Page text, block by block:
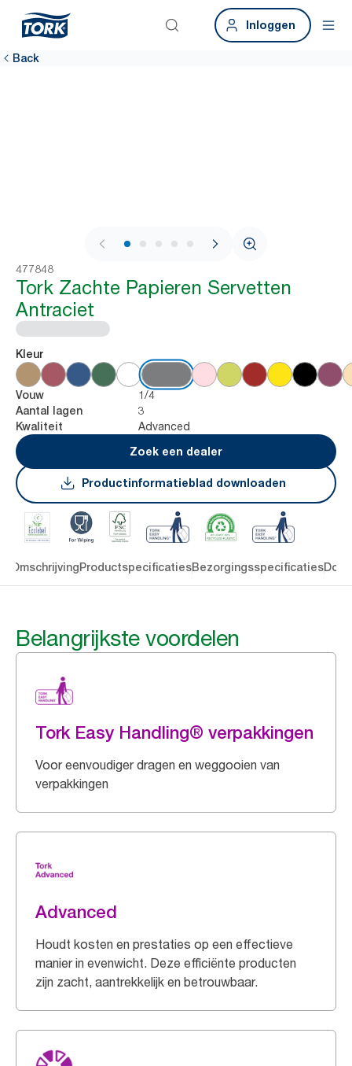
Inloggen
Back
1 / 7
477848
Tork Zachte Papieren Servetten
Antraciet
Kleur
Vouw 1/4
Aantal lagen 3
Kwaliteit
Advanced
Zoek een dealer
Productinformatieblad downloaden
OmschrijvingProductspecificatiesBezorgingsspecificaties
Belangrijkste voordelen
Tork Easy Handling® verpakkingen
Voor eenvoudiger dragen en weggooien van
verpakkingen
Advanced
Houdt kosten en prestaties op een effectieve
manier in evenwicht. Deze efficiënte producten
zijn zacht, aantrekkelijk en betrouwbaar.